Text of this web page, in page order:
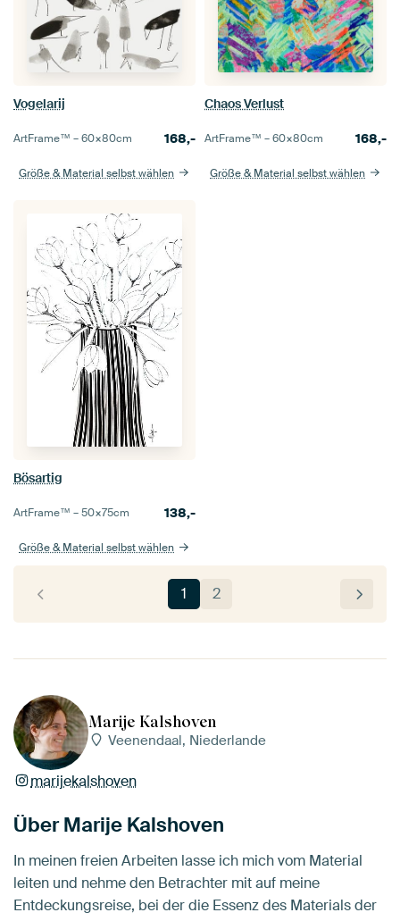
Vogelarij
ArtFrame™ –60×80cm 168,-
Größe & Material selbst wählen
Chaos Verlust
ArtFrame™ –60×80cm 168,-
Größe & Material selbst wählen
Bösartig
ArtFrame™ –50×75cm 138,-
Größe & Material selbst wählen
1 2
Marije Kalshoven
Veenendaal, Niederlande
marijekalshoven
Über Marije Kalshoven
In meinen freien Arbeiten lasse ich mich vom Material
leiten und nehme den Betrachter mit auf meine
Entdeckungsreise, bei der die Essenz des Materials der